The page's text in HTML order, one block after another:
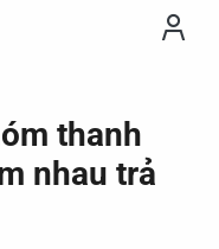
thanh
nhau trả